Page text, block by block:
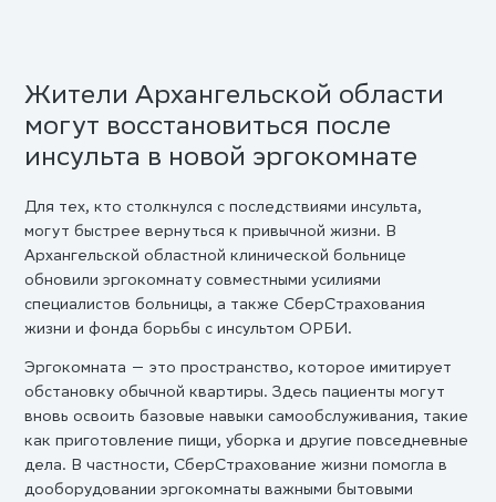
Жители Архангельской области
могут восстановиться после
инсульта в новой эргокомнате
Для тех, кто столкнулся с последствиями инсульта,
могут быстрее вернуться к привычной жизни. В
Архангельской областной клинической больнице
обновили эргокомнату совместными усилиями
специалистов больницы, а также СберСтрахования
жизни и фонда борьбы с инсультом ОРБИ.
Эргокомната — это пространство, которое имитирует
обстановку обычной квартиры. Здесь пациенты могут
вновь освоить базовые навыки самообслуживания, такие
как приготовление пищи, уборка и другие повседневные
дела. В частности, СберСтрахование жизни помогла в
дооборудовании эргокомнаты важными бытовыми